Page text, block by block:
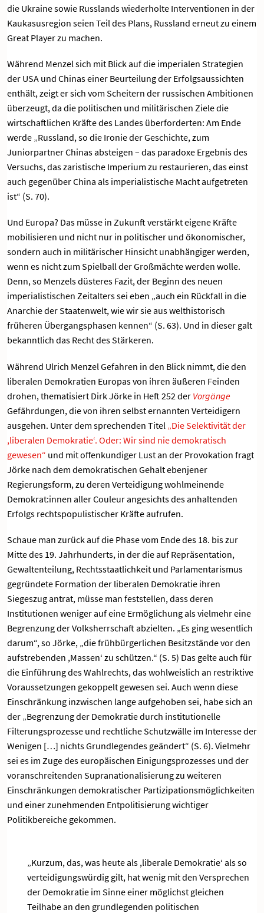
die Ukraine sowie Russlands wiederholte Interventionen in der
Kaukasusregion seien Teil des Plans, Russland erneut zu einem
Great Player zu machen.
Während Menzel sich mit Blick auf die imperialen Strategien
der USA und Chinas einer Beurteilung der Erfolgsaussichten
enthält, zeigt er sich vom Scheitern der russischen Ambitionen
überzeugt, da die politischen und militärischen Ziele die
wirtschaftlichen Kräfte des Landes überforderten: Am Ende
werde „Russland, so die Ironie der Geschichte, zum
Juniorpartner Chinas absteigen – das paradoxe Ergebnis des
Versuchs, das zaristische Imperium zu restaurieren, das einst
auch gegenüber China als imperialistische Macht aufgetreten
ist“ (S. 70).
Und Europa? Das müsse in Zukunft verstärkt eigene Kräfte
mobilisieren und nicht nur in politischer und ökonomischer,
sondern auch in militärischer Hinsicht unabhängiger werden,
wenn es nicht zum Spielball der Großmächte werden wolle.
Denn, so Menzels düsteres Fazit, der Beginn des neuen
imperialistischen Zeitalters sei eben „auch ein Rückfall in die
Anarchie der Staatenwelt, wie wir sie aus welthistorisch
früheren Übergangsphasen kennen“ (S. 63). Und in dieser galt
bekanntlich das Recht des Stärkeren.
Während Ulrich Menzel Gefahren in den Blick nimmt, die den
liberalen Demokratien Europas von ihren äußeren Feinden
drohen, thematisiert Dirk Jörke in Heft 252 der Vorgänge
Gefährdungen, die von ihren selbst ernannten Verteidigern
ausgehen. Unter dem sprechenden Titel „Die Selektivität der
,liberalen Demokratie‘. Oder: Wir sind nie demokratisch
gewesen“ und mit offenkundiger Lust an der Provokation fragt
Jörke nach dem demokratischen Gehalt ebenjener
Regierungsform, zu deren Verteidigung wohlmeinende
Demokrat:innen aller Couleur angesichts des anhaltenden
Erfolgs rechtspopulistischer Kräfte aufrufen.
Schaue man zurück auf die Phase vom Ende des 18. bis zur
Mitte des 19. Jahrhunderts, in der die auf Repräsentation,
Gewaltenteilung, Rechtsstaatlichkeit und Parlamentarismus
gegründete Formation der liberalen Demokratie ihren
Siegeszug antrat, müsse man feststellen, dass deren
Institutionen weniger auf eine Ermöglichung als vielmehr eine
Begrenzung der Volksherrschaft abzielten. „Es ging wesentlich
darum“, so Jörke, „die frühbürgerlichen Besitzstände vor den
aufstrebenden ,Massen‘ zu schützen.“ (S. 5) Das gelte auch für
die Einführung des Wahlrechts, das wohlweislich an restriktive
Voraussetzungen gekoppelt gewesen sei. Auch wenn diese
Einschränkung inzwischen lange aufgehoben sei, habe sich an
der „Begrenzung der Demokratie durch institutionelle
Filterungsprozesse und rechtliche Schutzwälle im Interesse der
Wenigen […] nichts Grundlegendes geändert“ (S. 6). Vielmehr
sei es im Zuge des europäischen Einigungsprozesses und der
voranschreitenden Supranationalisierung zu weiteren
Einschränkungen demokratischer Partizipationsmöglichkeiten
und einer zunehmenden Entpolitisierung wichtiger
Politikbereiche gekommen.
„Kurzum, das, was heute als ,liberale Demokratie‘ als so
verteidigungswürdig gilt, hat wenig mit den Versprechen
der Demokratie im Sinne einer möglichst gleichen
Teilhabe an den grundlegenden politischen